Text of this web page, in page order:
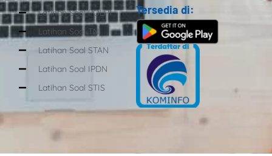
Latihan Soal POLRI
Latihan Soal TNI
Latihan Soal STAN
Latihan Soal IPDN
Latihan Soal STIS
Tersedia di: